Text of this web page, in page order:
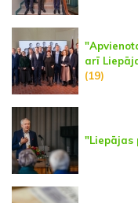
arī
(19)
"Liepājas